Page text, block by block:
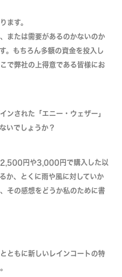
ます。
または需要があるのかないのか
。もちろん多額の資金を投入し
で弊社の上得意である皆様にお
ンされた「エニー・ウェザー」
いでしょうか？
2,500円や3,000円で購入した以
か、とくに雨や風に対していか
その感想をどうか私のために書
ともに新しいレインコートの特